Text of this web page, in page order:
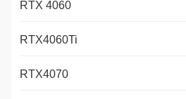
RTX 4060
RTX4060Ti
RTX4070